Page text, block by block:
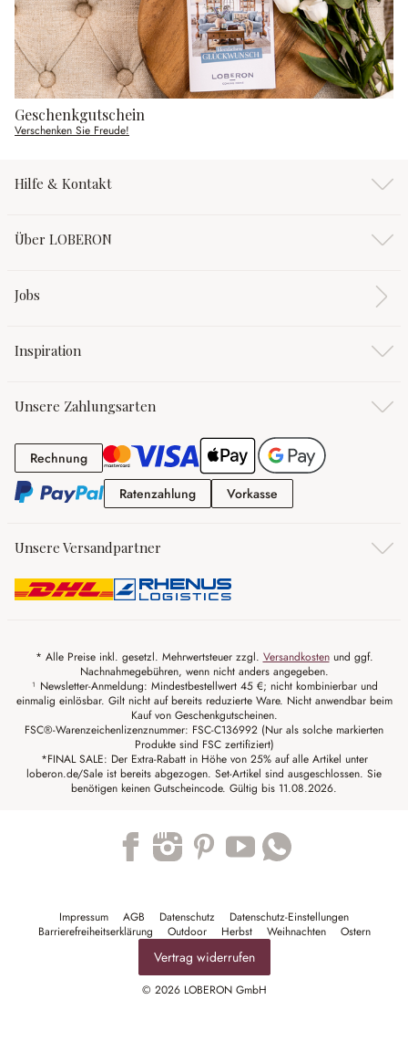
Geschenkgutschein
Verschenken Sie Freude!
Hilfe & Kontakt
Über LOBERON
Jobs
Inspiration
Unsere Zahlungsarten
RechnungRechnung
RatenzahlungRatenzahlung
Vorkasse
Unsere Versandpartner
* Alle Preise inkl. gesetzl. Mehrwertsteuer zzgl. Versandkostenund ggf.
Nachnahmegebühren, wenn nicht anders angegeben.
¹ Newsletter-Anmeldung: Mindestbestellwert 45 €; nicht kombinierbar und
einmalig einlösbar. Gilt nicht auf bereits reduzierte Ware. Nicht anwendbar beim
Kauf von Geschenkgutscheinen.
FSC®-Warenzeichenlizenznummer: FSC-C136992 (Nur als solche markierten
Produkte sind FSC zertifiziert)
*FINAL SALE: Der Extra-Rabatt in Höhe von 25% auf alle Artikel unter
loberon.de/Sale ist bereits abgezogen. Set-Artikel sind ausgeschlossen. Sie
benötigen keinen Gutscheincode. Gültig bis 11.08.2026.
Impressum AGB Datenschutz
Datenschutz-Einstellungen
Barrierefreiheitserklärung
Outdoor Herbst Weihnachten Ostern
Vertrag widerrufen
© 2026 LOBERON GmbH